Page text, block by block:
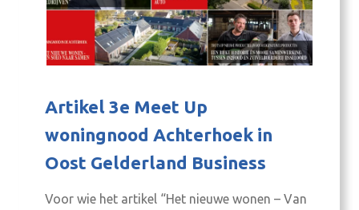
Artikel 3e Meet Up
woningnood Achterhoek in
Oost Gelderland Business
Voor wie het artikel “Het nieuwe wonen – Van